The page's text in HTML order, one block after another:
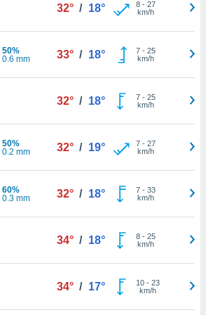
32° / 18° 8- 27
km/h
50%
0.6 mm
33° / 18° 7- 25
km/h
32° / 18° 7- 25
km/h
50%
0.2 mm
32° / 19° 7- 27
km/h
60%
0.3 mm
32° / 18° 7- 33
km/h
34° / 18° 8- 25
km/h
34° / 17° 10- 23
km/h